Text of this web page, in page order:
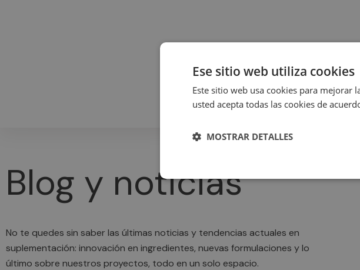
Blog y noticias
No te quedes sin saber las últimas noticias y tendencias actuales en
suplementación: innovación en ingredientes, nuevas formulaciones y lo
último sobre nuestros proyectos, todo en un solo espacio.
Ese sitio web utiliza cookies
Este sitio web usa cookies para mejorar
usted acepta todas las cookies de
MOSTRAR DETALLES